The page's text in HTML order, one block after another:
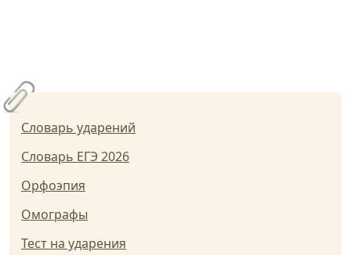
Словарь ударений
Словарь ЕГЭ 2026
Орфоэпия
Омографы
Тест на ударения